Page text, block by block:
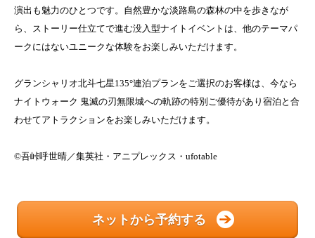
演出も魅力のひとつです。自然豊かな淡路島の森林の中を歩きなが
ら、ストーリー仕立てで進む没入型ナイトイベントは、他のテーマパ
ークにはないユニークな体験をお楽しみいただけます。
グランシャリオ北斗七星135°連泊プランをご選択のお客様は、今なら
ナイトウォーク 鬼滅の刃無限城への軌跡の特別ご優待があり宿泊と合
わせてアトラクションをお楽しみいただけます。
©吾峠呼世晴／集英社・アニプレックス・ufotable
ネットから予約する